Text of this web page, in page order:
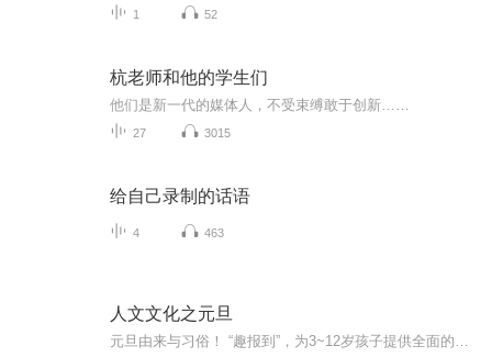
1 52
杭老师和他的学生们
他们是新一代的媒体人，不受束缚敢于创新……
27 3015
给自己录制的话语
4 463
人文文化之元旦